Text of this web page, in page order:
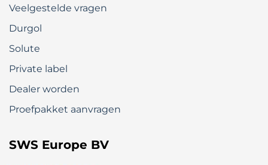
Veelgestelde vragen
Durgol
Solute
Private label
Dealer worden
Proefpakket aanvragen
SWS Europe BV